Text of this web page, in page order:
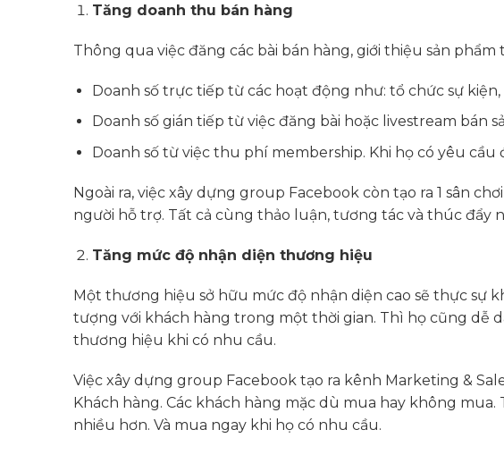
Tăng doanh thu bán hàng
Thông qua việc đăng các bài bán hàng, giới thiệu sản
Doanh số trực tiếp từ các hoạt động như: tổ chức sự kiện,
Doanh số gián tiếp từ việc đăng bài hoặc livestream bán
Doanh số từ việc thu phí membership. Khi họ có yêu cầu
Ngoài ra, việc xây dựng group Facebook còn tạo ra 1 sân
người hỗ trợ. Tất cả cùng thảo luận, tương tác và thúc đẩy
Tăng mức độ nhận diện thương hiệu
Một thương hiệu sở hữu mức độ nhận diện cao sẽ thực sự
tượng với khách hàng trong một thời gian. Thì họ cũng dễ
thương hiệu khi có nhu cầu.
Việc xây dựng group Facebook tạo ra kênh Marketing &
Khách hàng. Các khách hàng mặc dù mua hay không
nhiều hơn. Và mua ngay khi họ có nhu cầu.